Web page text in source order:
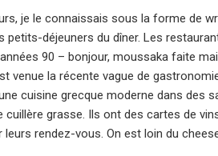
je le connaissais sous la forme de
déjeuners du dîner. Les
90 – bonjour, moussaka faite
la récente vague de
cuisine grecque moderne dans des
grasse. Ils ont des cartes de
rendez-vous. On est loin du